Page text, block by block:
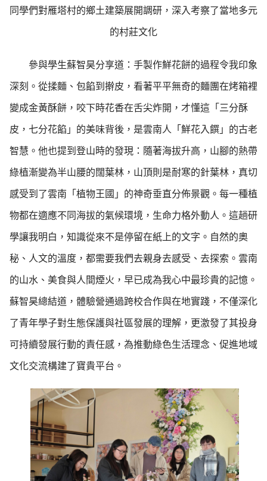
同學們對雁塔村的鄉土建築展開調研，深入考察了當地多元
的村莊文化
參與學生蘇智昊分享道：手製作鮮花餅的過程令我印象
深刻。從揉麵、包餡到擀皮，看著平平無奇的麵團在烤箱裡
變成金黃酥餅，咬下時花香在舌尖炸開，才懂這「三分酥
皮，七分花餡」的美味背後，是雲南人「鮮花入饌」的古老
智慧。他也提到登山時的發現：隨著海拔升高，山腳的熱帶
綠植漸變為半山腰的闊葉林，山頂則是耐寒的針葉林，真切
感受到了雲南「植物王國」的神奇垂直分佈景觀。每一種植
物都在適應不同海拔的氣候環境，生命力格外動人。這趟研
學讓我明白，知識從來不是停留在紙上的文字。自然的奧
秘、人文的溫度，都需要我們去親身去感受、去探索。雲南
的山水、美食與人間煙火，早已成為我心中最珍貴的記憶。
蘇智昊總結道，體驗營通過跨校合作與在地實踐，不僅深化
了青年學子對生態保護與社區發展的理解，更激發了其投身
可持續發展行動的責任感，為推動綠色生活理念、促進地域
文化交流構建了寶貴平台。